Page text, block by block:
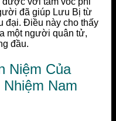
đã giúp Lưu Bị từ
đại. Điều này cho thấy
một người quân tử,
đầu.
Niệm Của
Nam